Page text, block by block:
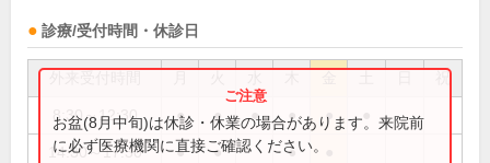
診療/受付時間・休診日
祝
8:30～12:30 ● ● ● ● ●
14:30～17:30 ● ● ●
お盆(8月中旬)は休診・休業の場合があります。来院前
に必ず医療機関に直接ご確認ください。